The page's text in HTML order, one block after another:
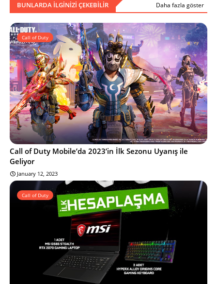
BUNLARDA ILGINIZI ÇEKEBILIR Daha fazla göster
Call of Duty
Call of Duty Mobile’da 2023’in İlk Sezonu Uyanış ile
Geliyor
January 12, 2023
Call of Duty